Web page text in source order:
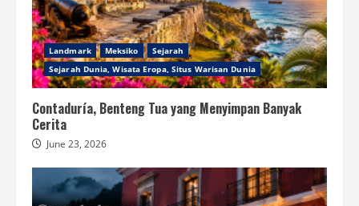
Landmark Meksiko
Sejarah
Sejarah Dunia, Wisata Eropa, Situs Warisan Dunia
Contaduría, Benteng Tua yang Menyimpan Banyak
Cerita
June 23, 2026